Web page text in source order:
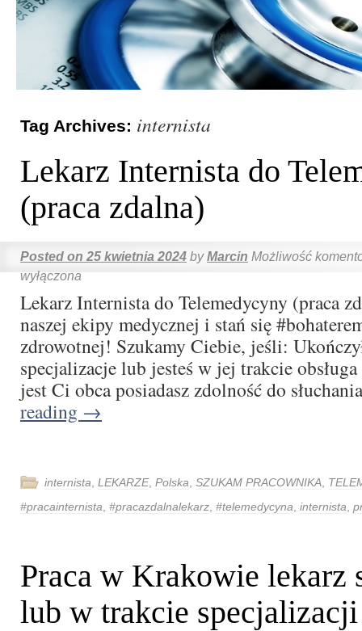
Tag Archives: internista
Lekarz Internista do
(praca zdalna)
Posted on 25 kwietnia 2024 by Marcin Możliwość
wyłączona
Lekarz Internista do Telemedycyny (praca
naszej ekipy medycznej i stań się
zdrowotnej! Szukamy Ciebie, jeśli:
specjalizacje lub jesteś w jej trakcie
jest Ci obca posiadasz zdolność do
reading →
internista LEKARZE, Polska SZUKAM PRACOWNIKA
#pracainternista #pracazdalnalekarz #telemedycyna internista
Praca w Krakowie lekarz
lub w trakcie specjalizacji